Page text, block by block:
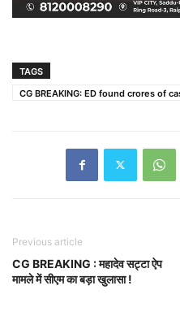
TAGS
CG BREAKING: ED found crores of
Previous article
CG BREAKING : महादेव सट्टा ऐप
मामले में सीएम का बड़ा खुलासा !